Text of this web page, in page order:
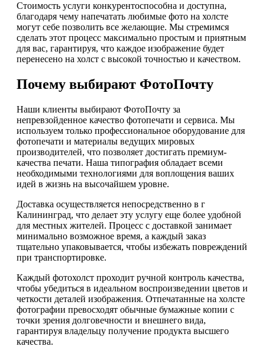
Стоимость услуги конкурентоспособна и доступна,
благодаря чему напечатать любимые фото на холсте
могут себе позволить все желающие. Мы стремимся
сделать этот процесс максимально простым и приятным
для вас, гарантируя, что каждое изображение будет
перенесено на холст с высокой точностью и качеством.
Почему выбирают ФотоПочту
Наши клиенты выбирают ФотоПочту за
непревзойденное качество фотопечати и сервиса. Мы
используем только профессиональное оборудование для
фотопечати и материалы ведущих мировых
производителей, что позволяет достигать премиум-
качества печати. Наша типография обладает всеми
необходимыми технологиями для воплощения ваших
идей в жизнь на высочайшем уровне.
Доставка осуществляется непосредственно в г
Калининград, что делает эту услугу еще более удобной
для местных жителей. Процесс с доставкой занимает
минимально возможное время, а каждый заказ
тщательно упаковывается, чтобы избежать повреждений
при транспортировке.
Каждый фотохолст проходит ручной контроль качества,
чтобы убедиться в идеальном воспроизведении цветов и
четкости деталей изображения. Отпечатанные на холсте
фотографии превосходят обычные бумажные копии с
точки зрения долговечности и внешнего вида,
гарантируя владельцу получение продукта высшего
качества.